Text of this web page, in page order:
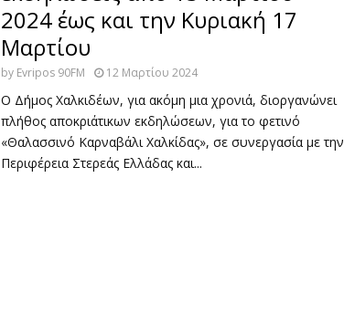
2024 έως και την Κυριακή 17
Μαρτίου
by Evripos 90FM 12 Μαρτίου 2024
Ο Δήμος Χαλκιδέων, για ακόμη μια χρονιά, διοργανώνει
πλήθος αποκριάτικων εκδηλώσεων, για το φετινό
«Θαλασσινό Καρναβάλι Χαλκίδας», σε συνεργασία με την
Περιφέρεια Στερεάς Ελλάδας και...